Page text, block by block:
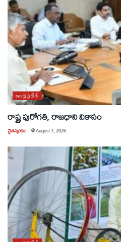
ఆంధ్రప్రదేశ్
రాష్ట్ర పురోగతి, రాజధాని వికాసం
చైతన్యరధం @August 7, 2026